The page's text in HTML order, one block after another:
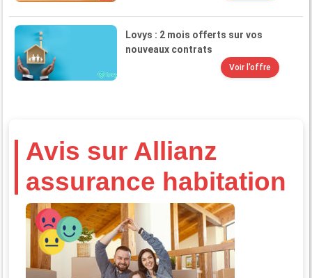
Lovys : 2 mois offerts sur vos
nouveaux contrats
Voir l'offre
Avis sur Allianz
assurance habitation